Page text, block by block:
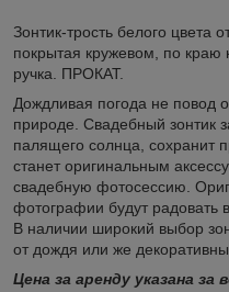
Зонтик-трость белого цвета
покрытая кружевом, по
ручка. ПРОКАТ.
Дождливая погода не повод
природе. Свадебный зонтик
палящего солнца, сохранит
станет оригинальным
свадебную фотосессию.
фотографии будут радовать
В наличии широкий выбор
от дождя или же
Цена за аренду указана за